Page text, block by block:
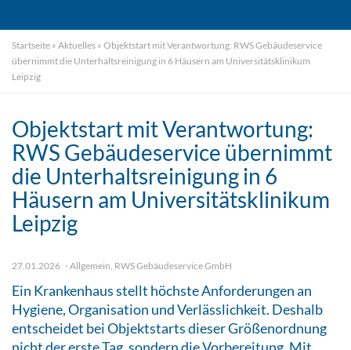
Startseite » Aktuelles » Objektstart mit Verantwortung: RWS Gebäudeservice
übernimmt die Unterhaltsreinigung in 6 Häusern am Universitätsklinikum
Leipzig
Objektstart mit Verantwortung:
RWS Gebäudeservice übernimmt
die Unterhaltsreinigung in 6
Häusern am Universitätsklinikum
Leipzig
27.01.2026 Allgemein RWS Gebäudeservice GmbH
Ein Krankenhaus stellt höchste Anforderungen an
Hygiene, Organisation und Verlässlichkeit. Deshalb
entscheidet bei Objektstarts dieser Größenordnung